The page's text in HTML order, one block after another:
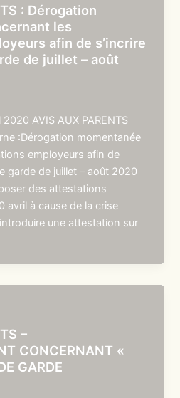
: Dérogation
les
afin de s’incrire
de juillet – août
AVIS AUX PARENTS
:Dérogation momentanée
employeurs afin de
garde de juillet – août 2020
des attestations
avril à cause de la crise
une attestation sur
–
CONCERNANT «
GARDE